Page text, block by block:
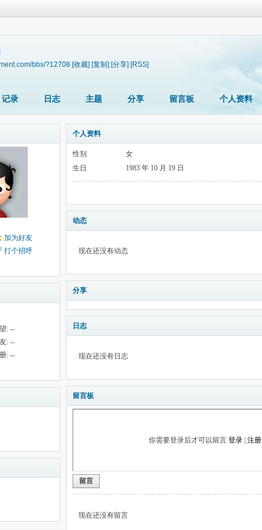
bbs/?12708 [收藏] [复制] [分享] [RSS]
记录 日志 主题 分享 留言板 个人资料
加为好友
打个招呼
: --
: --
: --
个人资料
性别
女
生日
1983 年 10 月 19 日
动态
现在还没有动态
分享
日志
现在还没有日志
留言板
你需要登录后才可以留言 登录| 注册
留言
现在还没有留言